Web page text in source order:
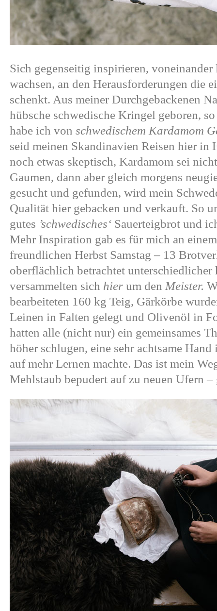
Sich gegenseitig inspirieren,
wachsen, an den Herausforderungen die
schenkt. Aus meiner Durchgebackenen
hübsche schwedische Kringel geboren,
habe ich von schwedischem Kardamom
seid meinen Skandinavien Reisen hier in
noch etwas skeptisch, Kardamom sei
Gaumen, dann aber gleich morgens
gesucht und gefunden, wird mein
Qualität hier gebacken und verkauft. So
gutes ’schwedisches‘ Sauerteigbrot und
Mehr Inspiration gab es für mich an
freundlichen Herbst Samstag – 13
oberflächlich betrachtet
versammelten sich hier um den Meister.
bearbeiteten 160 kg Teig, Gärkörbe
Leinen in Falten gelegt und Olivenöl in
hatten alle (nicht nur) ein gemeinsames
höher schlugen, eine sehr achtsame
auf mehr Lernen machte. Das ist mein
Mehlstaub bepudert auf zu neuen Ufern –